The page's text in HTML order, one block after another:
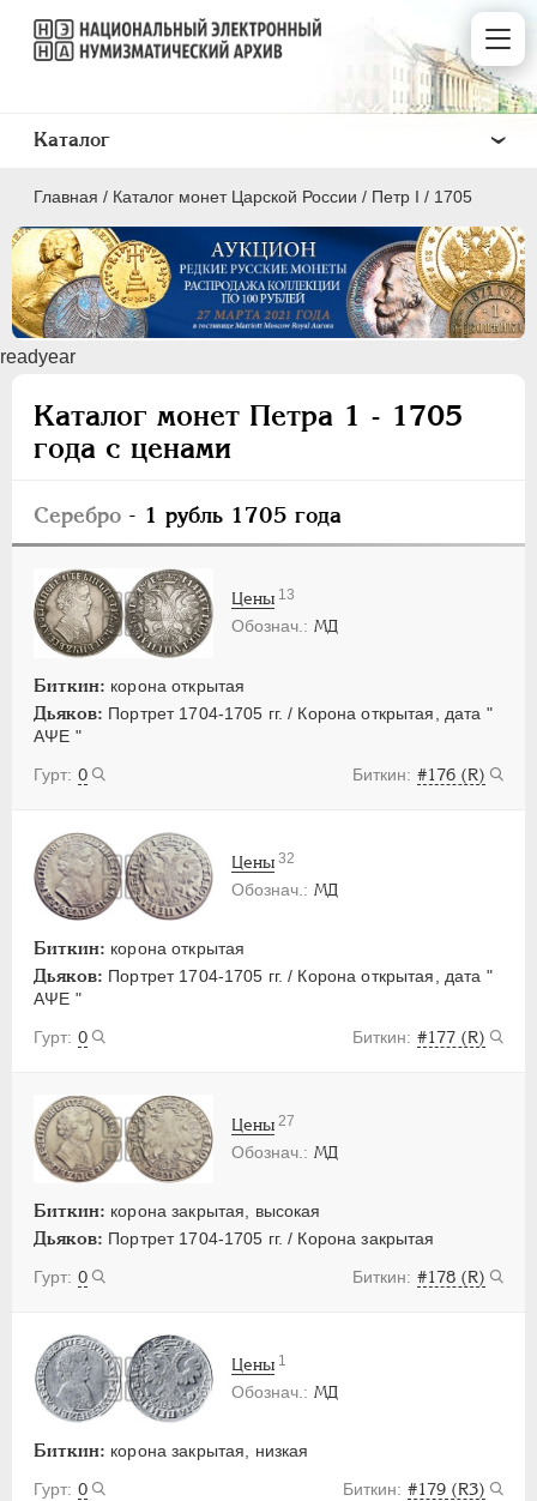
Главная / Каталог монет Царской России / Пeтр I / 1705
readyear
Каталог монет Петра 1 - 1705
года с ценами
Серебро - 1 рубль 1705 года
МД
Биткин: корона открытая
Дьяков: Портрет 1704-1705 гг. / Корона открытая, дата "
АΨЕ "
0
#176 (R)
Цены 13
МД
Биткин: корона открытая
Дьяков: Портрет 1704-1705 гг. / Корона открытая, дата "
АΨЕ "
0
#177 (R)
Цены 32
МД
Биткин: корона закрытая, высокая
Дьяков: Портрет 1704-1705 гг. / Корона закрытая
0
#178 (R)
Цены 27
МД
Биткин: корона закрытая, низкая
0
#179 (R3)
Цены 1
Каталог
ПEТР I
ПЕТР II 1727-1729
АННА ИОАННОВНА 1730-1740
ЕЛИЗАВЕТА
1741-1762
ПЕТР III 1762-1762
ЕКАТЕРИНА II 1762-1796
ПАВЕЛ I 1796-1801
АЛЕКСАНДР I 1801-1825
НИКОЛАЙ I 1826-1855
АЛЕКСАНДР II 1855-1881
НИКОЛАЙ II
ИНОСТРАННЫЕ 1768-1918